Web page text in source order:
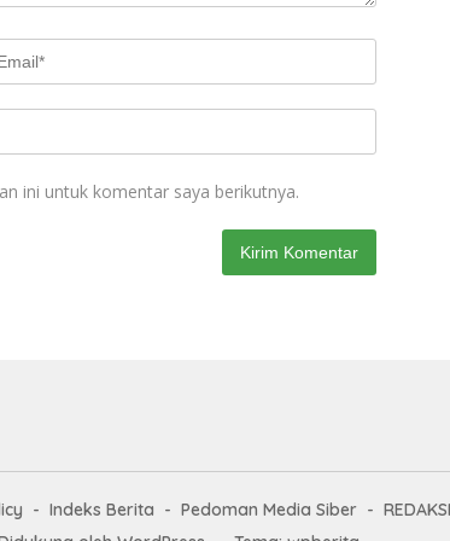
ini untuk komentar saya berikutnya.
Indeks Berita Pedoman Media Siber
REDAKSI